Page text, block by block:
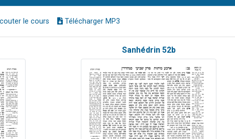
le cours Télécharger MP3
Sanhédrin 52b